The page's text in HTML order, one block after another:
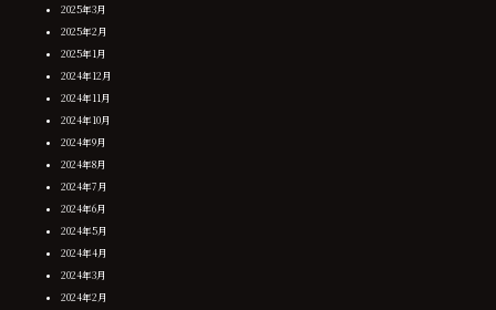
2025年3月
2025年2月
2025年1月
2024年12月
2024年11月
2024年10月
2024年9月
2024年8月
2024年7月
2024年6月
2024年5月
2024年4月
2024年3月
2024年2月